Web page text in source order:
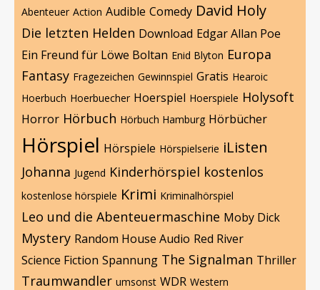
Abenteuer Action Audible Comedy David Holy
Die letzten Helden Download Edgar Allan Poe
Ein Freund für Löwe Boltan Enid Blyton Europa
Fantasy Fragezeichen Gewinnspiel Gratis Hearoic
Hoerbuch Hoerbuecher Hoerspiel Hoerspiele Holysoft
Horror Hörbuch Hörbuch Hamburg Hörbücher
Hörspiel Hörspiele Hörspielserie iListen
Johanna Jugend Kinderhörspiel kostenlos
kostenlose hörspiele Krimi Kriminalhörspiel
Leo und die Abenteuermaschine Moby Dick
Mystery Random House Audio Red River
Science Fiction Spannung The Signalman Thriller
Traumwandler umsonst WDR Western